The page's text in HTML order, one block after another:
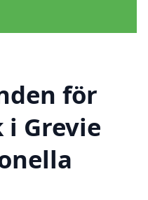
för
i Grevie